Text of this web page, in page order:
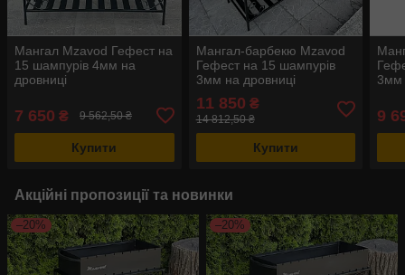
Мангал Mzavod Гефест на
15 шампурів 4мм на
дровниці
7 650 ₴ 9 562,50 ₴
Купити
Мангал-барбекю Mzavod
Гефест на 15 шампурів
3мм на дровниці
11 850 ₴
14 812,50 ₴
Купити
3мм
9
Акційні пропозиції та новинки
–20% –20%